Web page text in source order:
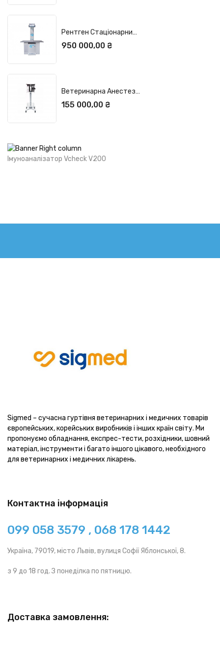
Рентген Стаціонарний MAXIVET 400 HF
Ціна
950 000,00 ₴
Ветеринарна Анестезіологічна Система...
Ціна
155 000,00 ₴
Імуноаналізатор Vcheck V200
Sigmed – сучасна гуртівня ветеринарних і медичних товарів
європейських, корейських виробників і інших країн світу. Ми
пропонуємо обладнання, експрес-тести, розхідники, шовний
матеріал, інструменти і багато іншого цікавого, необхідного
для ветеринарних і медичних лікарень.
Контактна інформація
099 058 3579 , 068 178 1442
Україна, 79019, місто Львів, вулиця Софії Яблонської, 8.
з 9 до 18 год. З понеділка по пятницю.
Доставка замовлення: